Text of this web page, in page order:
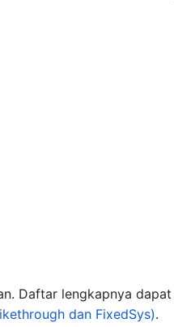
Daftar lengkapnya
dan FixedSys).